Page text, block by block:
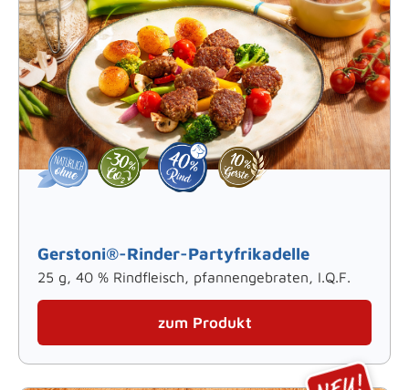
Gerstoni®-Rinder-Partyfrikadelle
25 g, 40 % Rindfleisch, pfannengebraten, I.Q.F.
zum Produkt